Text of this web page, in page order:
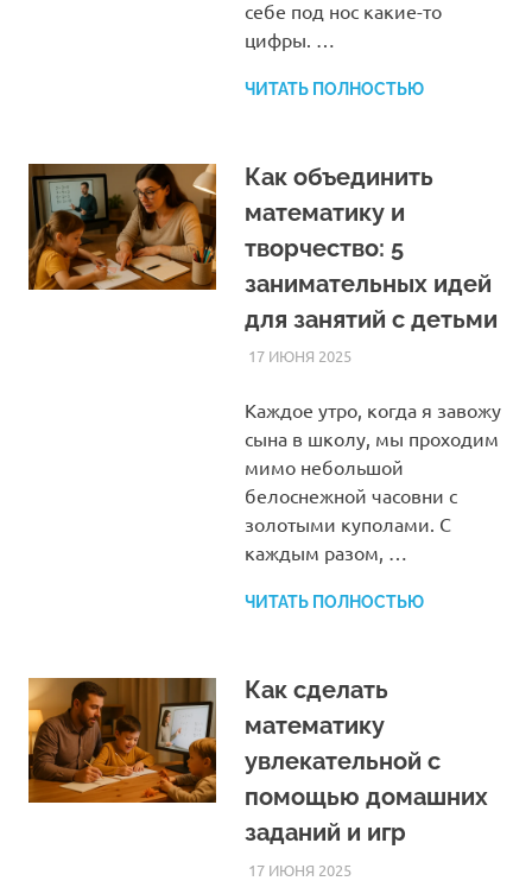
себе под нос какие-то
цифры. …
ЧИТАТЬ ПОЛНОСТЬЮ
Как объединить
математику и
творчество: 5
занимательных идей
для занятий с детьми
17 ИЮНЯ 2025HOMELESSONS
СТАТЬИ
Каждое утро, когда я завожу
сына в школу, мы проходим
мимо небольшой
белоснежной часовни с
золотыми куполами. С
каждым разом, …
ЧИТАТЬ ПОЛНОСТЬЮ
Как сделать
математику
увлекательной с
помощью домашних
заданий и игр
17 ИЮНЯ 2025HOMELESSONS
СТАТЬИ